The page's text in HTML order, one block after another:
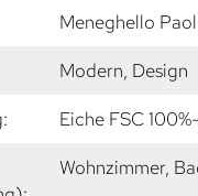
Meneghello
Modern, Design
Eiche FSC
Wohnzimmer,